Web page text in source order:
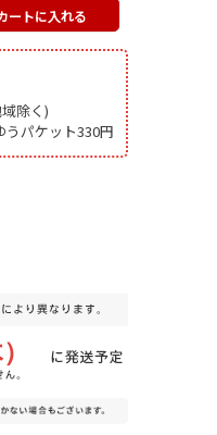
ートに入れる
除く)
うパケット330円